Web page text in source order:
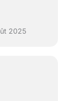
2025